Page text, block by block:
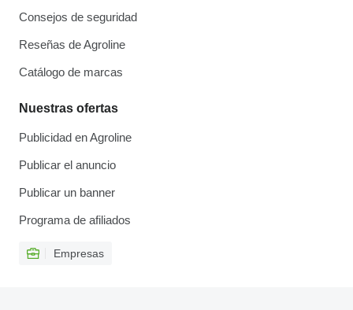
Consejos de seguridad
Reseñas de Agroline
Catálogo de marcas
Nuestras ofertas
Publicidad en Agroline
Publicar el anuncio
Publicar un banner
Programa de afiliados
Empresas